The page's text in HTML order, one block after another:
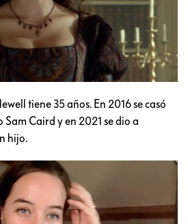
tiene 35 años. En 2016 se casó
Caird y en 2021 se dio a
hijo.